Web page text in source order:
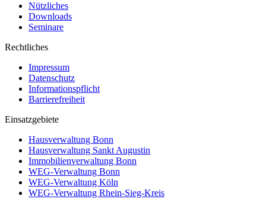
Nützliches
Downloads
Seminare
Rechtliches
Impressum
Datenschutz
Informationspflicht
Barrierefreiheit
Einsatzgebiete
Hausverwaltung Bonn
Hausverwaltung Sankt Augustin
Immobilienverwaltung Bonn
WEG-Verwaltung Bonn
WEG-Verwaltung Köln
WEG-Verwaltung Rhein-Sieg-Kreis